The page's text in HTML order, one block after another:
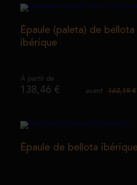
Épaule (paleta) de
ibérique
À partir de
138,46 € avant 163,19 €
Épaule de bellota